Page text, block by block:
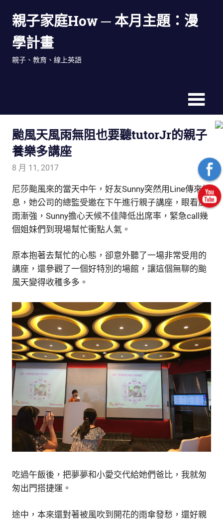
親子家庭How ─ 本月主題：漫
學計畫
親子、教育、線上英語
颱風天風雨無阻也要聽tutorJr的親子
養樂多講座
8 月 11, 2017
尼莎颱風來的當天中午，好友Sunny突然用Line傳來訊
息，她公司的總監受邀在下午進行親子講座，眼看風
雨漸強，Sunny擔心天候不佳降低出席率，緊急call幾
個姐妹們到現場幫忙衝點人氣。
原本抱著去幫忙的心態，卻意外聽了一場非常受用的
講座，還參觀了一個好特別的場館，讓這個無聊的颱
風天變得收穫多多。
吃過午飯後，把夢夢和小愛交代給她們爸比，我就匆
匆出門搭捷運。
途中，本來還對著被風吹到開花的雨傘發愁，還好親